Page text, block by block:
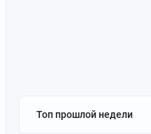
Топ прошлой недели